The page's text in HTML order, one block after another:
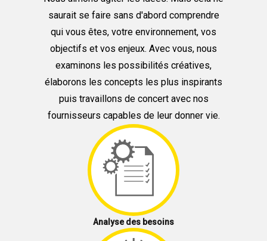
Nous aimons agiter les idées. Mais cela ne
saurait se faire sans d'abord comprendre
qui vous êtes, votre environnement, vos
objectifs et vos enjeux. Avec vous, nous
examinons les possibilités créatives,
élaborons les concepts les plus inspirants
puis travaillons de concert avec nos
fournisseurs capables de leur donner vie.
Analyse des besoins